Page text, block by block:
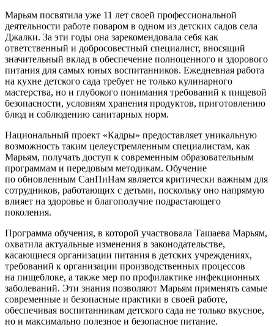
Марьям посвятила уже 11 лет своей профессиональной
деятельности работе поваром в одном из детских садов села
Джалки. За эти годы она зарекомендовала себя как
ответственный и добросовестный специалист, вносящий
значительный вклад в обеспечение полноценного и здорового
питания для самых юных воспитанников. Ежедневная работа
на кухне детского сада требует не только кулинарного
мастерства, но и глубокого понимания требований к пищевой
безопасности, условиям хранения продуктов, приготовлению
блюд и соблюдению санитарных норм.
Национальный проект «Кадры» предоставляет уникальную
возможность таким целеустремленным специалистам, как
Марьям, получать доступ к современным образовательным
программам и передовым методикам. Обучение
по обновленным СанПиНам является критически важным для
сотрудников, работающих с детьми, поскольку оно напрямую
влияет на здоровье и благополучие подрастающего
поколения.
Программа обучения, в которой участвовала Ташаева Марьям,
охватила актуальные изменения в законодательстве,
касающиеся организации питания в детских учреждениях,
требований к организации производственных процессов
на пищеблоке, а также мер по профилактике инфекционных
заболеваний. Эти знания позволяют Марьям применять самые
современные и безопасные практики в своей работе,
обеспечивая воспитанникам детского сада не только вкусное,
но и максимально полезное и безопасное питание.